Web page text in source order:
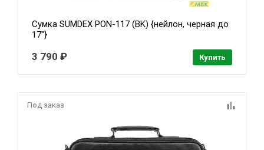
Сумка SUMDEX PON-117 (BK) {нейлон, черная до
17"}
3 790 ₽ Купить
Под заказ